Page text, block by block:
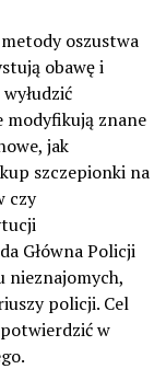
oszustwa
obawę i
modyfikują znane
jak
szczepionki na
czy
Główna Policji
nieznajomych,
policji. Cel
w